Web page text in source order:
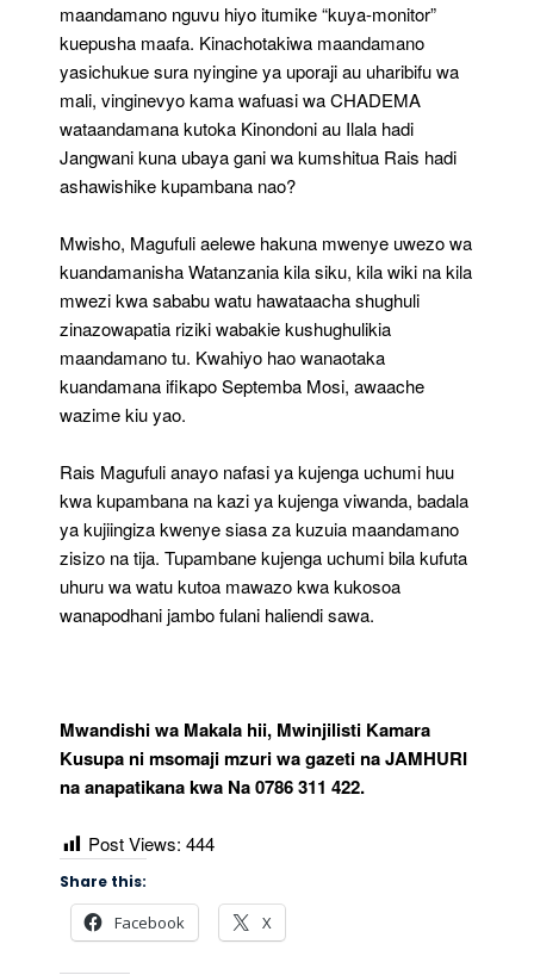
maandamano nguvu hiyo itumike “kuya-monitor”
kuepusha maafa. Kinachotakiwa maandamano
yasichukue sura nyingine ya uporaji au uharibifu wa
mali, vinginevyo kama wafuasi wa CHADEMA
wataandamana kutoka Kinondoni au Ilala hadi
Jangwani kuna ubaya gani wa kumshitua Rais hadi
ashawishike kupambana nao?
Mwisho, Magufuli aelewe hakuna mwenye uwezo wa
kuandamanisha Watanzania kila siku, kila wiki na kila
mwezi kwa sababu watu hawataacha shughuli
zinazowapatia riziki wabakie kushughulikia
maandamano tu. Kwahiyo hao wanaotaka
kuandamana ifikapo Septemba Mosi, awaache
wazime kiu yao.
Rais Magufuli anayo nafasi ya kujenga uchumi huu
kwa kupambana na kazi ya kujenga viwanda, badala
ya kujiingiza kwenye siasa za kuzuia maandamano
zisizo na tija. Tupambane kujenga uchumi bila kufuta
uhuru wa watu kutoa mawazo kwa kukosoa
wanapodhani jambo fulani haliendi sawa.
Mwandishi wa Makala hii, Mwinjilisti Kamara
Kusupa ni msomaji mzuri wa gazeti na JAMHURI
na anapatikana kwa Na 0786 311 422.
Post Views: 444
Share this:
Facebook X